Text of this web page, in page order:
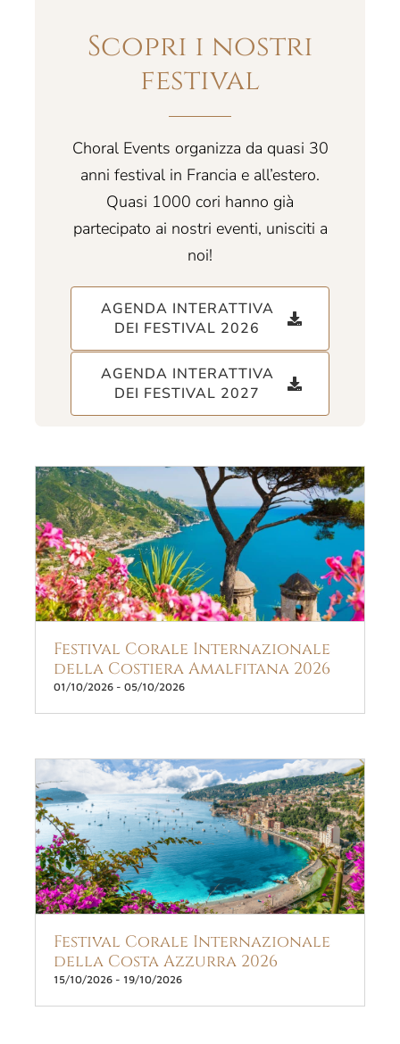
Scopri i nostri
festival
Choral Events organizza da quasi 30
anni festival in Francia e all’estero.
Quasi 1000 cori hanno già
partecipato ai nostri eventi, unisciti a
noi!
AGENDA INTERATTIVA
DEI FESTIVAL 2026
AGENDA INTERATTIVA
DEI FESTIVAL 2027
Festival Corale Internazionale
della Costiera Amalfitana 2026
01/10/2026- 05/10/2026
Festival Corale Internazionale
della Costa Azzurra 2026
15/10/2026- 19/10/2026